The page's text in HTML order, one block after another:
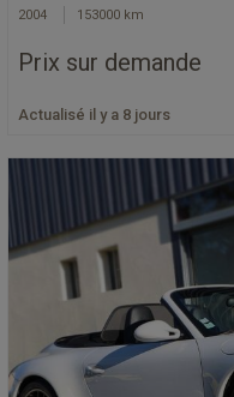
2004 153000 km
Prix sur demande
Actualisé il y a 8 jours